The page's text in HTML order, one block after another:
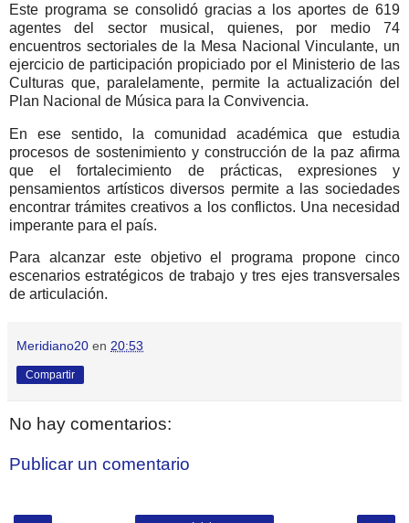
Este programa se consolidó gracias a los aportes de 619
agentes del sector musical, quienes, por medio 74
encuentros sectoriales de la Mesa Nacional Vinculante, un
ejercicio de participación propiciado por el Ministerio de las
Culturas que, paralelamente, permite la actualización del
Plan Nacional de Música para la Convivencia.
En ese sentido, la comunidad académica que estudia
procesos de sostenimiento y construcción de la paz afirma
que el fortalecimiento de prácticas, expresiones y
pensamientos artísticos diversos permite a las sociedades
encontrar trámites creativos a los conflictos. Una necesidad
imperante para el país.
Para alcanzar este objetivo el programa propone cinco
escenarios estratégicos de trabajo y tres ejes transversales
de articulación.
Meridiano20 en 20:53
Compartir
No hay comentarios:
Publicar un comentario